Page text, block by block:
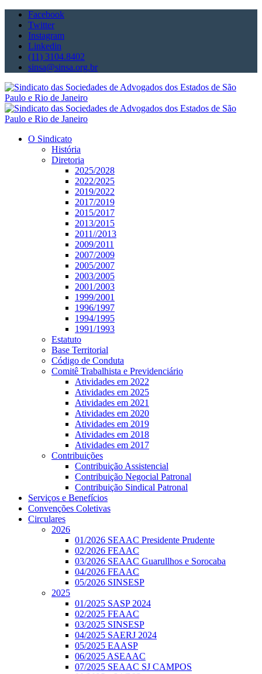
Facebook
Twitter
Instagram
Linkedin
(11) 3104.8402
sinsa@sinsa.org.br
O Sindicato
História
Diretoria
2025/2028
2022/2025
2019/2022
2017/2019
2015/2017
2013/2015
2011//2013
2009/2011
2007/2009
2005/2007
2003/2005
2001/2003
1999/2001
1996/1997
1994/1995
1991/1993
Estatuto
Base Territorial
Código de Conduta
Comitê Trabalhista e Previdenciário
Atividades em 2022
Atividades em 2025
Atividades em 2021
Atividades em 2020
Atividades em 2019
Atividades em 2018
Atividades em 2017
Contribuições
Contribuição Assistencial
Contribuição Negocial Patronal
Contribuição Sindical Patronal
Serviços e Benefícios
Convenções Coletivas
Circulares
2026
01/2026 SEAAC Presidente Prudente
02/2026 FEAAC
03/2026 SEAAC Guarullhos e Sorocaba
04/2026 FEAAC
05/2026 SINSESP
2025
01/2025 SASP 2024
02/2025 FEAAC
03/2025 SINSESP
04/2025 SAERJ 2024
05/2025 EAASP
06/2025 ASEAAC
07/2025 SEAAC SJ CAMPOS